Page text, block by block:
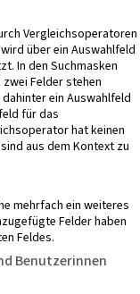
Vergleichsoperatoren
über ein Auswahlfeld
In den Suchmasken
Felder stehen
dahinter ein Auswahlfeld
für das
hat keinen
aus dem Kontext zu
mehrfach ein weiteres
Felder haben
Feldes.
Benutzerinnen